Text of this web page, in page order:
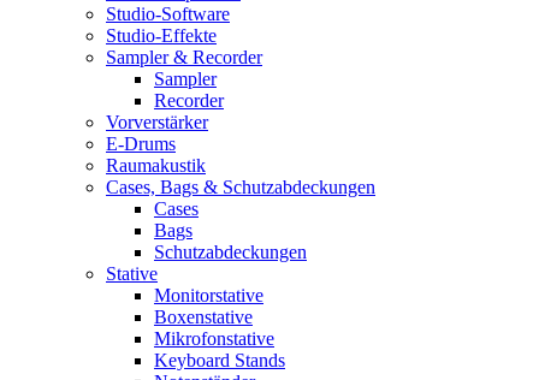
Studio-Software
Studio-Effekte
Sampler & Recorder
Sampler
Recorder
Vorverstärker
E-Drums
Raumakustik
Cases, Bags & Schutzabdeckungen
Cases
Bags
Schutzabdeckungen
Stative
Monitorstative
Boxenstative
Mikrofonstative
Keyboard Stands